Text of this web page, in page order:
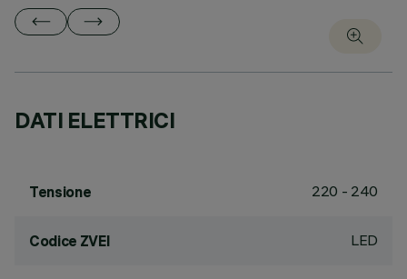
DATI ELETTRICI
Tensione 220 - 240
Codice ZVEI LED